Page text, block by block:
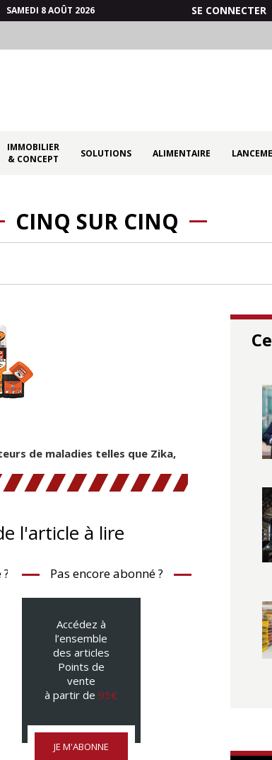
SAMEDI 8 AOÛT 2026 SE CONNECTER
IMMOBILIER
& CONCEPT
SOLUTIONS ALIMENTAIRE
CINQ SUR CINQ
de maladies telles que Zika,
l'article à lire
Pas encore abonné ?
Accédez à
l’ensemble
des articles
Points de
vente
à partir de 95€
JE M'ABONNE